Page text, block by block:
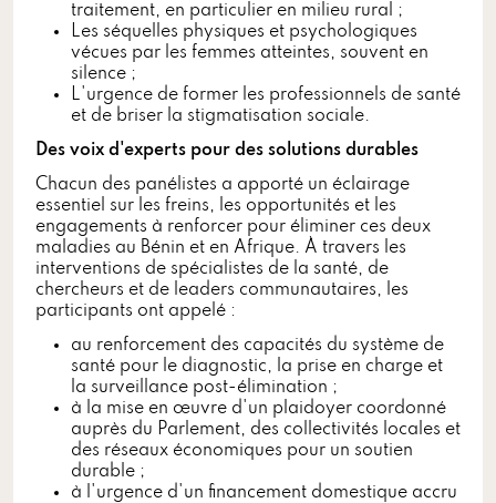
traitement, en particulier en milieu rural ;
Les séquelles physiques et psychologiques
vécues par les femmes atteintes, souvent en
silence ;
L'urgence de former les professionnels de santé
et de briser la stigmatisation sociale.
Des voix d'experts pour des solutions durables
Chacun des panélistes a apporté un éclairage
essentiel sur les freins, les opportunités et les
engagements à renforcer pour éliminer ces deux
maladies au Bénin et en Afrique. À travers les
interventions de spécialistes de la santé, de
chercheurs et de leaders communautaires, les
participants ont appelé :
au renforcement des capacités du système de
santé pour le diagnostic, la prise en charge et
la surveillance post-élimination ;
à la mise en œuvre d'un plaidoyer coordonné
auprès du Parlement, des collectivités locales et
des réseaux économiques pour un soutien
durable ;
à l'urgence d'un financement domestique accru